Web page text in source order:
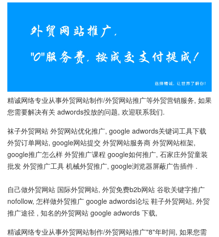
精诚网络专业从事外贸网站制作/外贸网站推广等外贸营销服务, 如果
您需要解决有关 adwords投放的问题, 欢迎联系我们.
袜子外贸网站 外贸网站优化推广, google adwords关键词工具下载
外贸订单网站, google网站提交 外贸网站服务商 外贸网站框架,
google推广怎么样 外贸推广课程 google如何推广, 石家庄外贸童装
批发 外贸推广工具 机械外贸推广, google浏览器屏蔽广告插件 .
自己做外贸网站 国际外贸网站, 外贸免费b2b网站 谷歌关键字推广
nofollow, 怎样做外贸推广 google adwords论坛 鞋子外贸网站, 外贸
推广途径 , 知名的外贸网站 google adwords 下载,
精诚网络专业从事外贸网站制作/外贸网站推广"8"年时间, 如果您需